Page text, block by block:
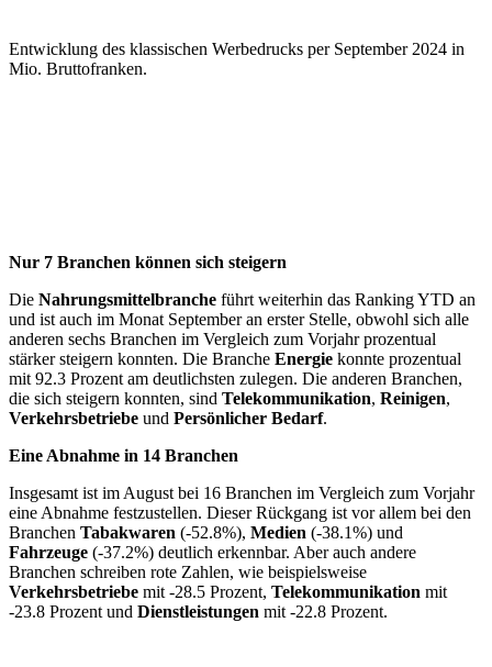
Entwicklung des klassischen Werbedrucks per September 2024 in
Mio. Bruttofranken.
Nur 7 Branchen können sich steigern
Die Nahrungsmittelbranche führt weiterhin das Ranking YTD an
und ist auch im Monat September an erster Stelle, obwohl sich alle
anderen sechs Branchen im Vergleich zum Vorjahr prozentual
stärker steigern konnten. Die Branche Energie konnte prozentual
mit 92.3 Prozent am deutlichsten zulegen. Die anderen Branchen,
die sich steigern konnten, sind Telekommunikation, Reinigen,
Verkehrsbetriebe und Persönlicher Bedarf.
Eine Abnahme in 14 Branchen
Insgesamt ist im August bei 16 Branchen im Vergleich zum Vorjahr
eine Abnahme festzustellen. Dieser Rückgang ist vor allem bei den
Branchen Tabakwaren (-52.8%), Medien (-38.1%) und
Fahrzeuge (-37.2%) deutlich erkennbar. Aber auch andere
Branchen schreiben rote Zahlen, wie beispielsweise
Verkehrsbetriebe mit -28.5 Prozent, Telekommunikation mit
-23.8 Prozent und Dienstleistungen mit -22.8 Prozent.